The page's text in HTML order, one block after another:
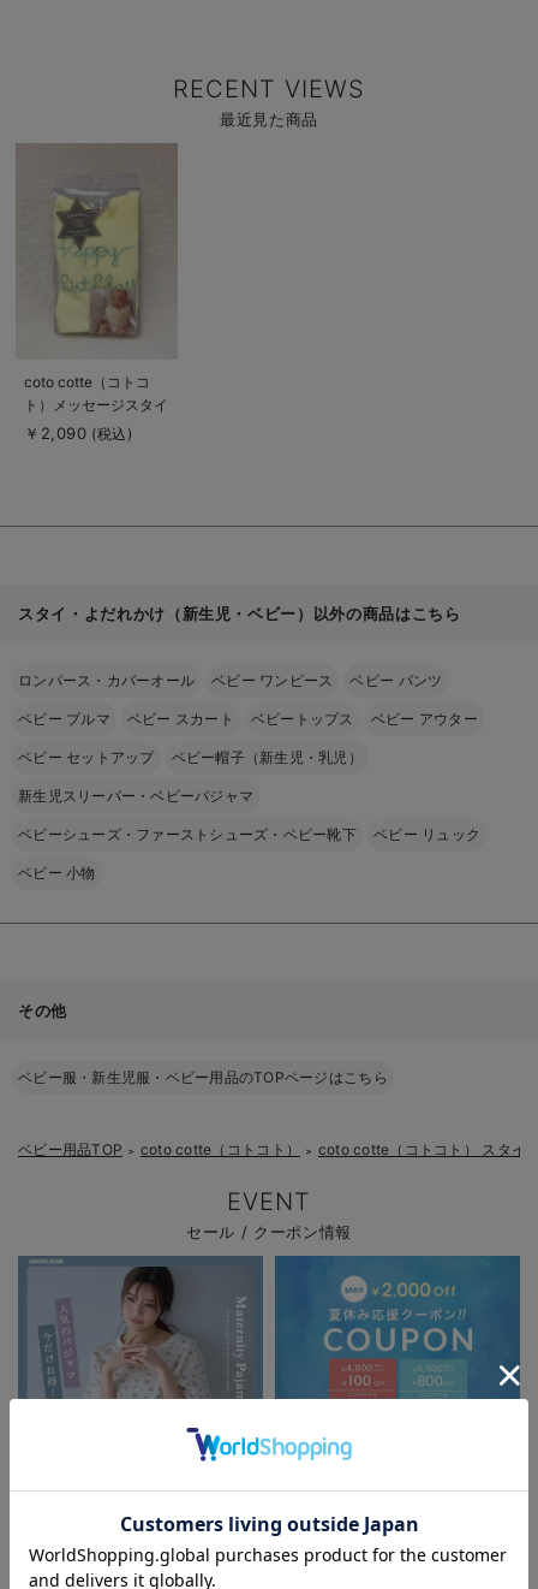
RECENT VIEWS
最近見た商品
商
商
品
詳
を
coto cotte（コトコ
ト）メッセージスタイ
｜出産 祝い
￥2,090 (税込)
スタイ・よだれかけ（新生児・ベビー）以外の商品はこちら
ロンパース・カバーオール ベビー ワンピース ベビー パンツ
ベビー ブルマ ベビー スカート ベビートップス ベビー アウター
ベビー セットアップ ベビー帽子（新生児・乳児）
新生児スリーパー・ベビーパジャマ
ベビーシューズ・ファーストシューズ・ベビー靴下 ベビー リュック
ベビー 小物
その他
ベビー服・新生児服・ベビー用品のTOPページはこちら
ベビー用品TOP ＞ coto cotte（コトコト） ＞ coto cotte（コトコト） スタイ
EVENT
セール / クーポン情報
パジャマサマーセール全品5%OFF
夏休み応援クーポン MAX2,000円
お気に入り商品を確認する